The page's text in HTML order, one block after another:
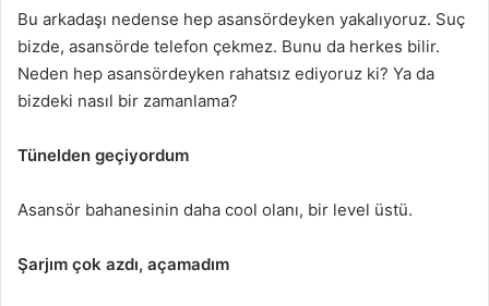
Bu arkadaşı nedense hep asansördeyken yakalıyoruz. Suç
bizde, asansörde telefon çekmez. Bunu da herkes bilir.
Neden hep asansördeyken rahatsız ediyoruz ki? Ya da
bizdeki nasıl bir zamanlama?
Tünelden geçiyordum
Asansör bahanesinin daha cool olanı, bir level üstü.
Şarjım çok azdı, açamadım